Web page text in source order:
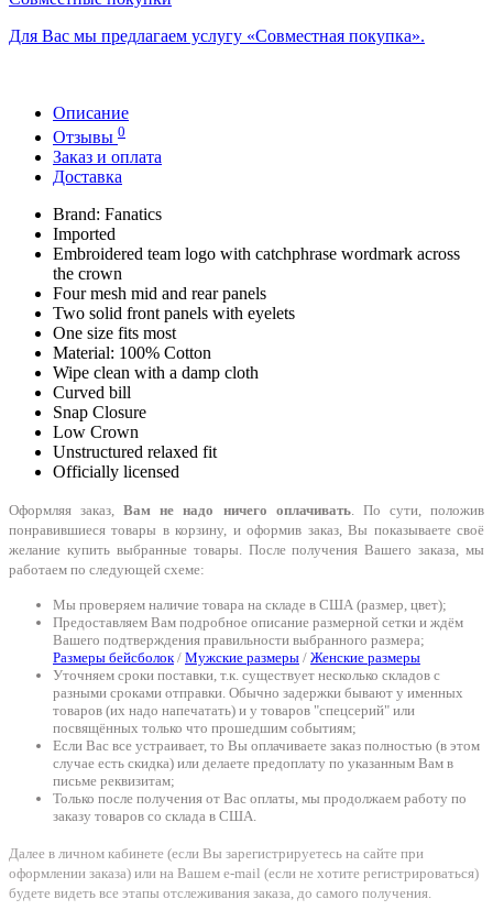
Для Вас мы предлагаем услугу «Совместная покупка».
Описание
Отзывы 0
Заказ и оплата
Доставка
Brand: Fanatics
Imported
Embroidered team logo with catchphrase wordmark across
the crown
Four mesh mid and rear panels
Two solid front panels with eyelets
One size fits most
Material: 100% Cotton
Wipe clean with a damp cloth
Curved bill
Snap Closure
Low Crown
Unstructured relaxed fit
Officially licensed
Оформляя заказ,Вам не надо ничего оплачивать. По сути, положив
понравившиеся товары в корзину, и оформив заказ, Вы показываете своё
желание купить выбранные товары. После получения Вашего заказа, мы
работаем по следующей схеме:
Мы проверяем наличие товара на складе в США (размер, цвет);
Предоставляем Вам подробное описание размерной сетки и ждём
Вашего подтверждения правильности выбранного размера;
Размеры бейсболок/ Мужские размеры / Женские размеры
Уточняем сроки поставки, т.к. существует несколько складов с
разными сроками отправки. Обычно задержки бывают у именных
товаров (их надо напечатать) и у товаров "спецсерий" или
посвящённых только что прошедшим событиям;
Если Вас все устраивает, то Вы оплачиваете заказ полностью (в этом
случае есть скидка) или делаете предоплату по указанным Вам в
письме реквизитам;
Только после получения от Вас оплаты, мы продолжаем работу по
заказу товаров со склада в США.
Далее в личном кабинете (если Вы зарегистрируетесь на сайте при
оформлении заказа) или на Вашем e-mail (если не хотите регистрироваться)
будете видеть все этапы отслеживания заказа, до самого получения.